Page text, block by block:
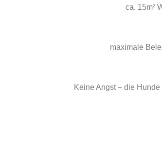
ca. 15m²
maximale
Keine Angst – die